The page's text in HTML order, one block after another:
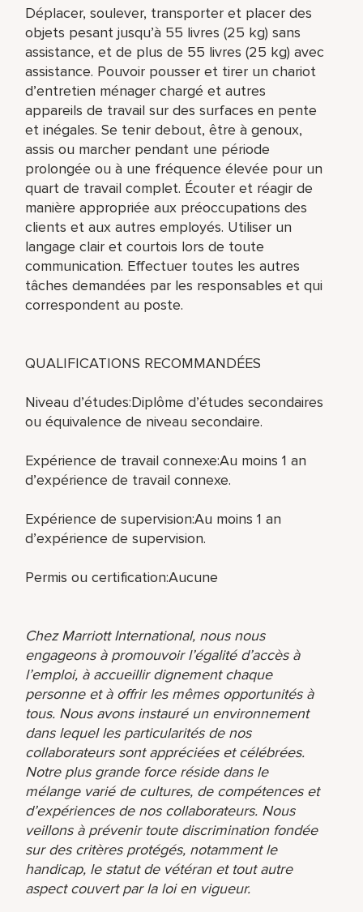
Déplacer, soulever, transporter et placer des
objets pesant jusqu’à 55 livres (25 kg) sans
assistance, et de plus de 55 livres (25 kg) avec
assistance. Pouvoir pousser et tirer un chariot
d’entretien ménager chargé et autres
appareils de travail sur des surfaces en pente
et inégales. Se tenir debout, être à genoux,
assis ou marcher pendant une période
prolongée ou à une fréquence élevée pour un
quart de travail complet. Écouter et réagir de
manière appropriée aux préoccupations des
clients et aux autres employés. Utiliser un
langage clair et courtois lors de toute
communication. Effectuer toutes les autres
tâches demandées par les responsables et qui
correspondent au poste.
QUALIFICATIONS RECOMMANDÉES
Niveau d’études:Diplôme d’études secondaires
ou équivalence de niveau secondaire.
Expérience de travail connexe:Au moins 1 an
d’expérience de travail connexe.
Expérience de supervision:Au moins 1 an
d’expérience de supervision.
Permis ou certification:Aucune
Chez Marriott International, nous nous
engageons à promouvoir l’égalité d’accès à
l’emploi, à accueillir dignement chaque
personne et à offrir les mêmes opportunités à
tous. Nous avons instauré un environnement
dans lequel les particularités de nos
collaborateurs sont appréciées et célébrées.
Notre plus grande force réside dans le
mélange varié de cultures, de compétences et
d’expériences de nos collaborateurs. Nous
veillons à prévenir toute discrimination fondée
sur des critères protégés, notamment le
handicap, le statut de vétéran et tout autre
aspect couvert par la loi en vigueur.